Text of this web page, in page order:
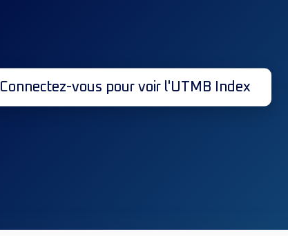
Connectez-vous pour voir l'UTMB Index